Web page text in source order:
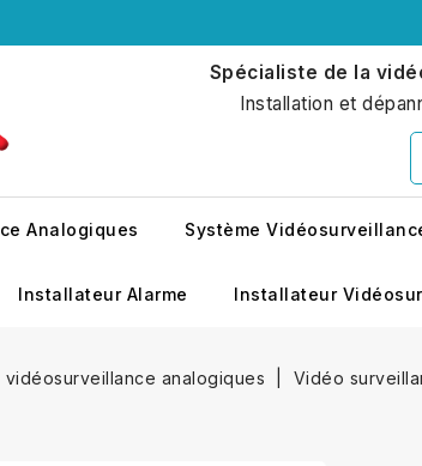
Spécialiste de la
Installation et
Analogiques Système
Installateur Alarme Installateur
vidéosurveillance analogiques Vidéo